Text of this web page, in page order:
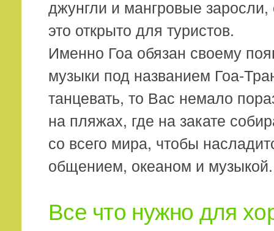
джунгли и мангровые
это открыто для туристов.
Именно Гоа обязан своему
музыки под названием Гоа-
танцевать, то Вас немало
на пляжах, где на закате
со всего мира, чтобы
общением, океаном и музыкой.
Все что нужно для